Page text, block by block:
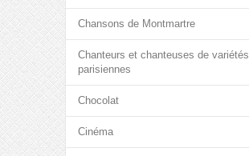
Chansons de Montmartre
Chanteurs et chanteuses de variétés
parisiennes
Chocolat
Cinéma